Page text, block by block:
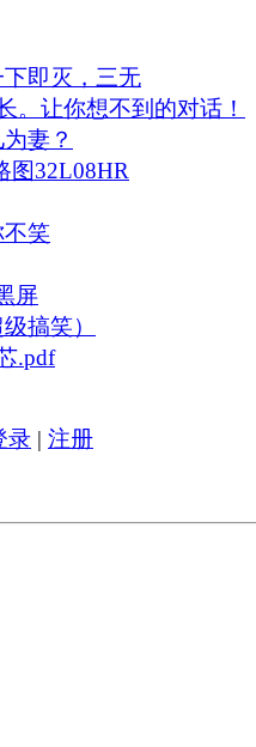
即灭，三无
让你想不到的对话！
妻？
图32L08HR
不笑
屏
搞笑）
.pdf
录 | 注册